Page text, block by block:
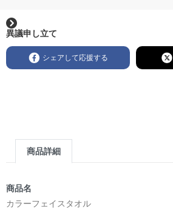
異議申し立て
シェアして応援する
商品詳細
商品名
カラーフェイスタオル